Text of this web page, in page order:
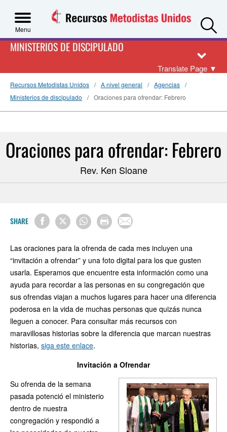
Menu
MINISTERIOS DE DISCIPULADO
Translate Page ▼
Recursos Metodistas Unidos A nivel general
Agencias
Ministerios de discipulado
Oraciones para ofrendar: Febrero
Oraciones para ofrendar: Febrero
Rev. Ken Sloane
SHARE
Las oraciones para la ofrenda de cada mes incluyen una
“invitación a ofrendar” y una foto digital para los que gusten
usarla. Esperamos que encuentre esta información como una
ayuda para recordar a las personas en su congregación que
sus ofrendas viajan a muchos lugares para hacer una diferencia
poderosa en la vida de muchas personas que quizás nunca
lleguen a conocer. Para consultar más recursos con
maravillosas historias sobre la diferencia que marcan nuestras
historias, siga este enlace.
Invitación a Ofrendar
Su ofrenda de la semana
pasada potenció el ministerio
dentro de nuestra
congregación y respondió a